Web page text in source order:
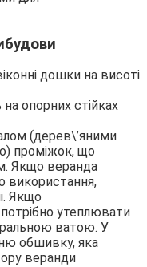
дошки на висоті
опорних стійках
(дерев\’яними
проміжок, що
Якщо веранда
використання,
Якщо
утеплювати
ватою. У
обшивку, яка
веранди